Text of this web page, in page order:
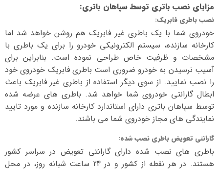
مزایای نصب باتری توسط سپاهان باتری:
نصب باطری فابریک:
خودروی شما با یک باطری غیر فابریک هم روشن خواهد شد اما
کارخانه سازنده، سیستم الکترونیکی خودرو را برای یک باطری با
مشخصات و ظرفیت خاص طراحی نموده است. بنابراین برای
آسیب نرسیدن به خودرو ضروری است باطری فابریک خودروی خود
را نصب نمایید. از سوی دیگر استفاده از باطری غیر فابریک باعث
ابطال گارانتی خودروی شما خواهد شد. باطری های عرضه شده
توسط سپاهان باتری دارای استاندارد کارخانه سازنده و مورد تایید
نمایندگی های مجاز خودروی شما می باشند.
گارانتی تعویض باطری نصب شده:
باطری های نصب شده دارای گارانتی تعویض در سراسر کشور
هستند. در هر نقطه از کشور و در 24 ساعت شبانه روز، در محل